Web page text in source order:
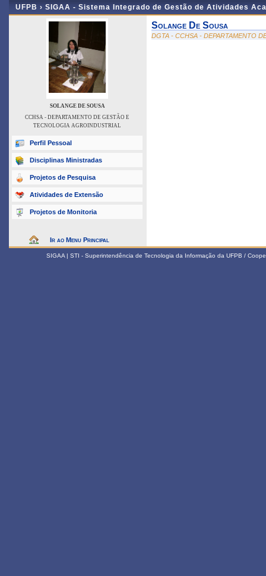
UFPB › SIGAA - Sistema Integrado de Gestão de Atividades
SOLANGE DE SOUSA
CCHSA - DEPARTAMENTO DE GESTÃO E
TECNOLOGIA AGROINDUSTRIAL
Perfil Pessoal
Disciplinas Ministradas
Projetos de Pesquisa
Atividades de Extensão
Projetos de Monitoria
Ir ao Menu Principal
Solange De Sousa
DGTA - CCHSA - DEPARTAMENTO
SIGAA | STI - Superintendência de Tecnologia da Informação da UFPB /